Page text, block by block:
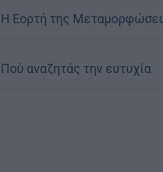
Η Εορτή της
Πού αναζητάς την ευτυχία